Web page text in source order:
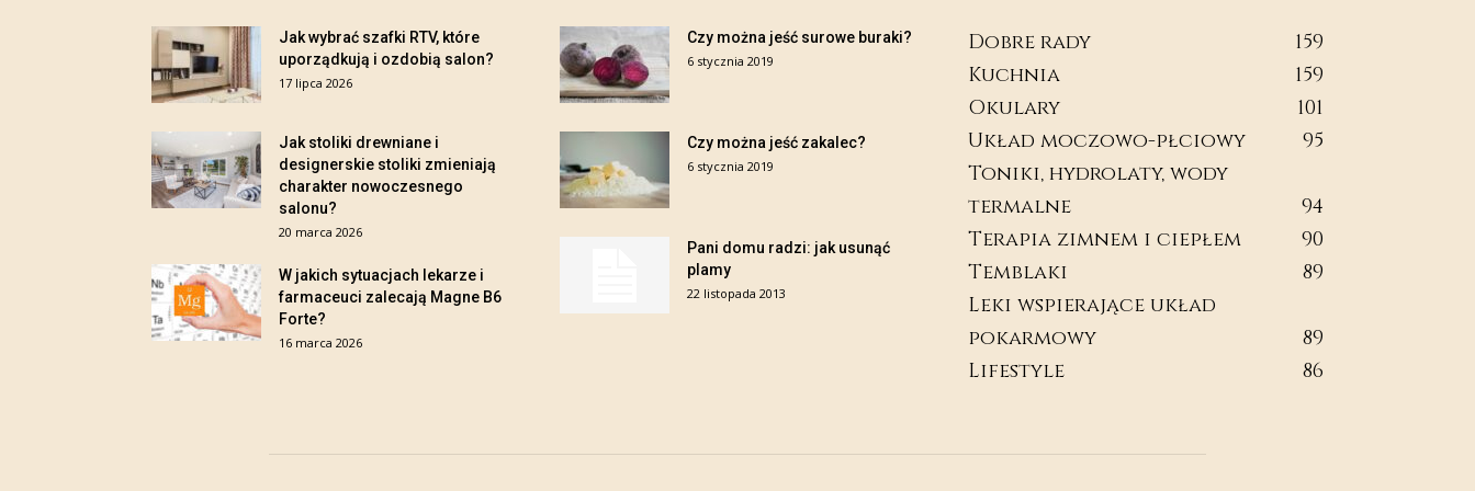
Jak wybrać szafki RTV, które
uporządkują i ozdobią salon?
17 lipca 2026
Jak stoliki drewniane i
designerskie stoliki zmieniają
charakter nowoczesnego
salonu?
20 marca 2026
W jakich sytuacjach lekarze i
farmaceuci zalecają Magne B6
Forte?
16 marca 2026
Czy można jeść surowe buraki?
6 stycznia 2019
Czy można jeść zakalec?
6 stycznia 2019
Pani domu radzi: jak usunąć
plamy
22 listopada 2013
Dobre rady
159
Kuchnia
159
Okulary
101
Układ moczowo-płciowy
95
Toniki, hydrolaty, wody
termalne
94
Terapia zimnem i ciepłem
90
Temblaki
89
Leki wspierające układ
pokarmowy
89
Lifestyle
86